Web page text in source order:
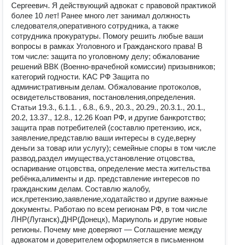
Сергеевич. Я действующий адвокат с правовой практикой
более 10 лет! Ранее много лет занимал должность
следователя,оперативного сотрудника, а также
сотрудника прокуратуры. Помогу решить любые ваши
вопросы в рамках Уголовного и Гражданского права! В
том числе: защита по уголовному делу; обжалование
решений ВВК (Военно-врачебной комиссии) призывников;
категорий годности. КАС РФ Защита по
административным делам. Обжалование протоколов,
освидетельствования, постановления,определения.
Статьи 19.3., 6.1.1. , 6.8., 6.9., 20.3., 20.29., 20.3.1., 20.1.,
20.2, 13.37., 12.8., 12.26 Коап РФ, и другие банкротство;
защита прав потребителей (составлю претензию, иск,
заявление,представлю ваши интересы в суде,верну
деньги за товар или услугу); семейные споры в том числе
развод,раздел имущества,установление отцовства,
оспаривание отцовства, определение места жительства
ребёнка,алименты и др. представление интересов по
гражданским делам. Составлю жалобу,
иск,претензию,заявление,ходатайство и другие важные
документы. Работаю по всем регионам РФ, в том числе
ЛНР(Луганск),ДНР(Донецк), Мариуполь и другие новые
регионы. Почему мне доверяют️ ️— Соглашение между
адвокатом и доверителем оформляется в письменном